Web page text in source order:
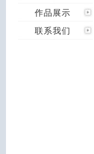
作品展示
联系我们